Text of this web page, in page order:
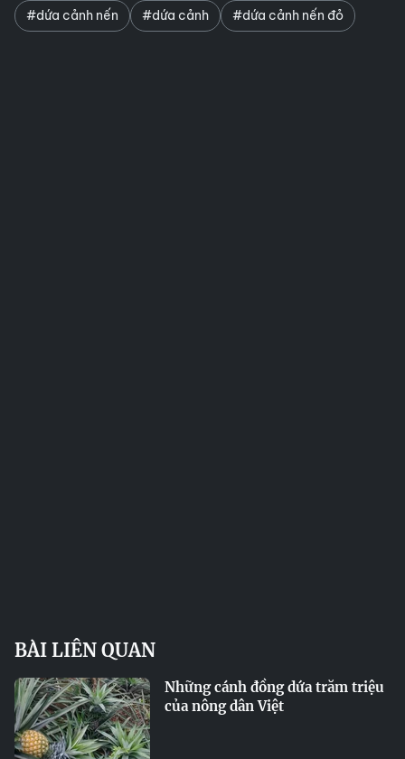
#dứa cảnh nến #dứa cảnh #dứa cảnh nến đỏ
BÀI LIÊN QUAN
Những cánh đồng dứa trăm triệu
của nông dân Việt